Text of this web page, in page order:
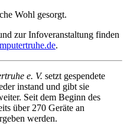
Wohl gesorgt.
zur Infoveranstaltung finden
.
e. V. setzt gespendete
instand und gibt sie
Seit dem Beginn des
über 270 Geräte an
werden.